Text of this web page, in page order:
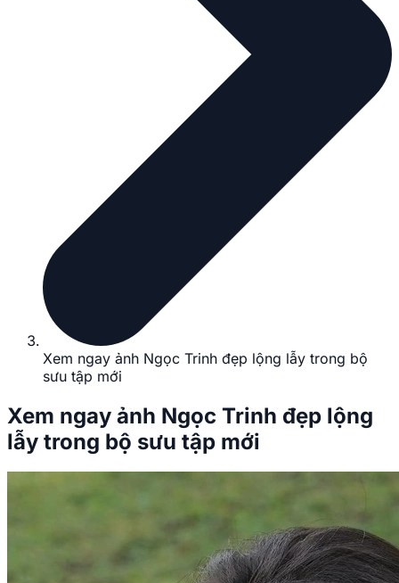
Xem ngay ảnh Ngọc Trinh đẹp lộng lẫy trong bộ
sưu tập mới
Xem ngay ảnh Ngọc Trinh đẹp lộng
lẫy trong bộ sưu tập mới